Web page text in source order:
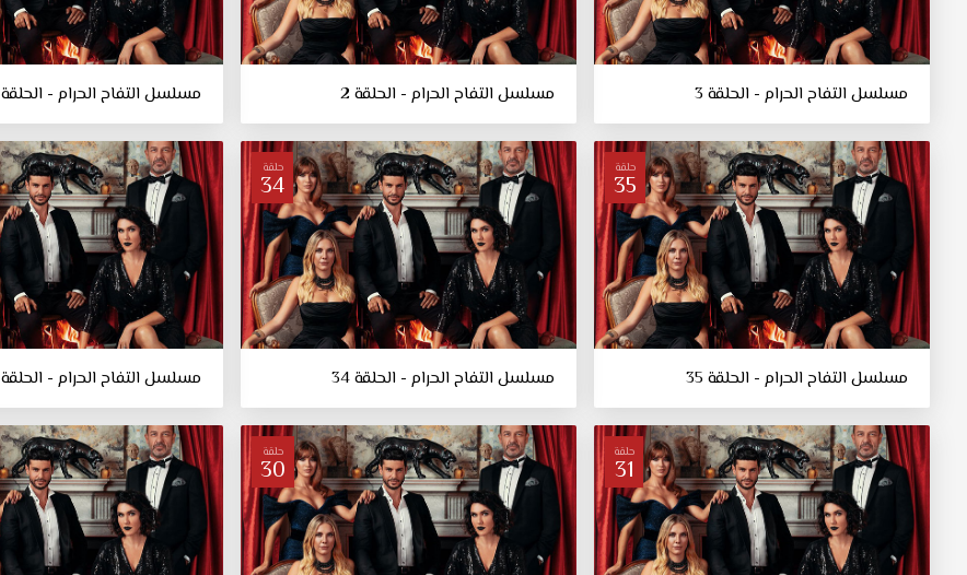
مسلسل التفاح الحرام - الحلقة 3 مسلسل التفاح الحرام - الحلقة 2 مسلسل التفاح الحرام - الحلقة 1
حلقة
35
مسلسل التفاح الحرام - الحلقة 35
حلقة
34
مسلسل التفاح الحرام - الحلقة 34 مسلسل التفاح الحرام - الحلقة 33
حلقة
31
حلقة
30